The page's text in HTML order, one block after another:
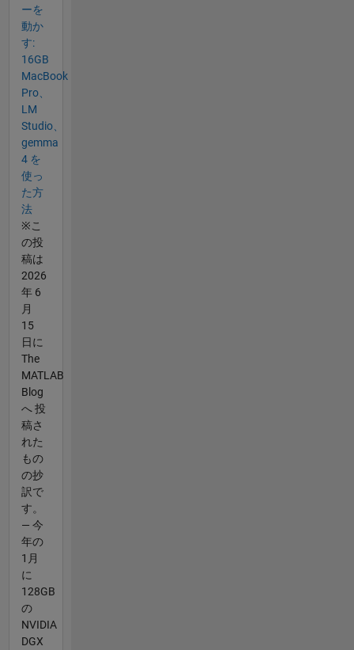
ーを
動か
す:
16GB
MacBook
Pro、
LM
Studio、
gemma
4 を
使っ
た方
法
※こ
の投
稿は
2026
年 6
月
15
日に
The
MATLAB
Blog
へ 投
稿さ
れた
もの
の抄
訳で
す。
— 今
年の
1月
に
128GB
の
NVIDIA
DGX